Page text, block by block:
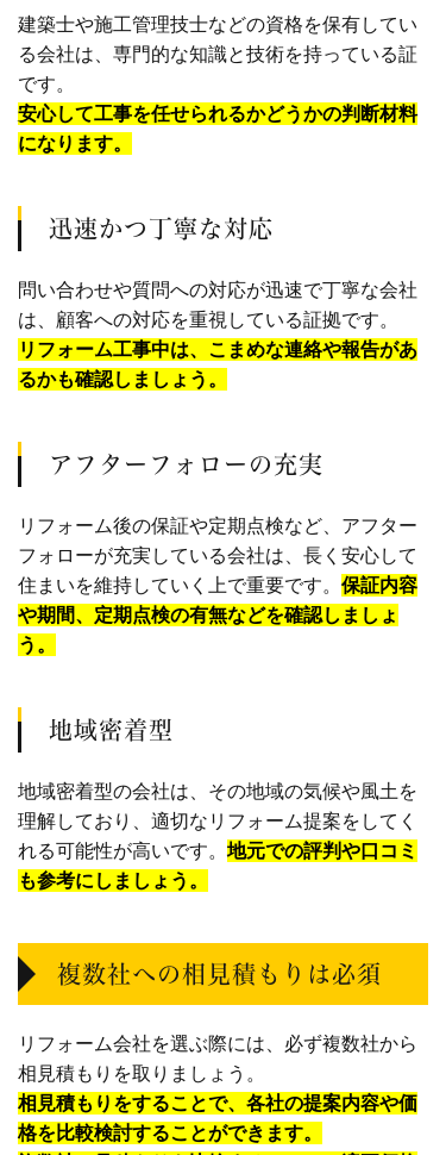
建築士や施工管理技士などの資格を保有してい
る会社は、専門的な知識と技術を持っている証
です。
安心して工事を任せられるかどうかの判断材料
になります。
迅速かつ丁寧な対応
問い合わせや質問への対応が迅速で丁寧な会社
は、顧客への対応を重視している証拠です。
リフォーム工事中は、こまめな連絡や報告があ
るかも確認しましょう。
アフターフォローの充実
リフォーム後の保証や定期点検など、アフター
フォローが充実している会社は、長く安心して
住まいを維持していく上で重要です。 保証内容
や期間、定期点検の有無などを確認しましょ
う。
地域密着型
地域密着型の会社は、その地域の気候や風土を
理解しており、適切なリフォーム提案をしてく
れる可能性が高いです。 地元での評判や口コミ
も参考にしましょう。
複数社への相見積もりは必須
リフォーム会社を選ぶ際には、必ず複数社から
相見積もりを取りましょう。
相見積もりをすることで、各社の提案内容や価
格を比較検討することができます。